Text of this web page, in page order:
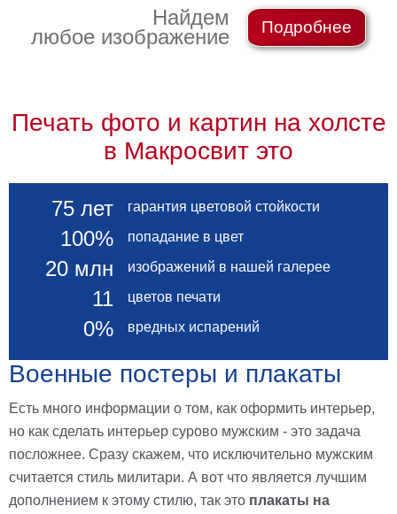
Найдем
любое изображение
Подробнее
Печать фото и картин на холсте
в Макросвит это
75 лет гарантия цветовой стойкости
100% попадание в цвет
20 млн изображений в нашей галерее
11 цветов печати
0% вредных испарений
Военные постеры и плакаты
Есть много информации о том, как оформить интерьер,
но как сделать интерьер сурово мужским - это задача
посложнее. Сразу скажем, что исключительно мужским
считается стиль милитари. А вот что является лучшим
дополнением к этому стилю, так это плакаты на